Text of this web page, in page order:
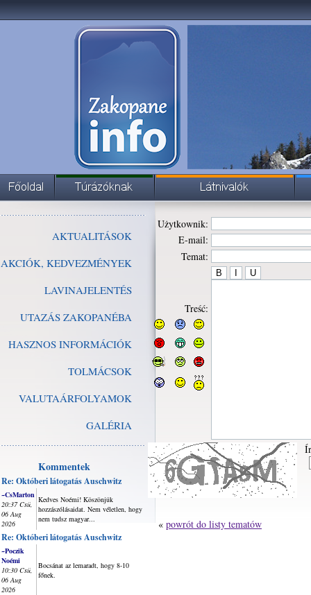
AKTUALITÁSOK
AKCIÓK, KEDVEZMÉNYEK
LAVINAJELENTÉS
UTAZÁS ZAKOPANÉBA
HASZNOS INFORMÁCIÓK
TOLMÁCSOK
VALUTAÁRFOLYAMOK
GALÉRIA
Kommentek
Re: Októberi látogatás Auschwitz
~CsMarton
20:37 Csü,
06 Aug
2026
Kedves Noémi! Köszönjük
hozzászólásaidat. Nem véletlen, hogy
nem tudsz magyar...
Re: Októberi látogatás Auschwitz
~Poczik
Noémi
10:30 Csü,
06 Aug
2026
Bocsánat az lemaradt, hogy 8-10
főnek.
Użytkownik:
E-mail:
Temat:
Treść:
« powrót do listy tematów